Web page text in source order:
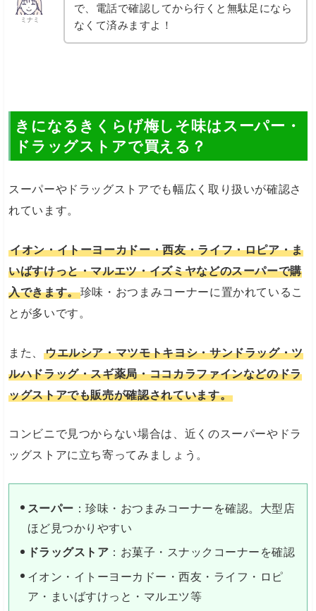
ミナミ
で、電話で確認してから行くと無駄足になら
なくて済みますよ！
きになるきくらげ梅しそ味はスーパー・
ドラッグストアで買える？
スーパーやドラッグストアでも幅広く取り扱いが確認さ
れています。
イオン・イトーヨーカドー・西友・ライフ・ロピア・ま
いばすけっと・マルエツ・イズミヤなどのスーパーで購
入できます。珍味・おつまみコーナーに置かれているこ
とが多いです。
また、 ウエルシア・マツモトキヨシ・サンドラッグ・ツ
ルハドラッグ・スギ薬局・ココカラファインなどのドラ
ッグストアでも販売が確認されています。
コンビニで見つからない場合は、近くのスーパーやドラ
ッグストアに立ち寄ってみましょう。
スーパー ：珍味・おつまみコーナーを確認。大型店
ほど見つかりやすい
ドラッグストア ：お菓子・スナックコーナーを確認
イオン・イトーヨーカドー・西友・ライフ・ロピ
ア・まいばすけっと・マルエツ等